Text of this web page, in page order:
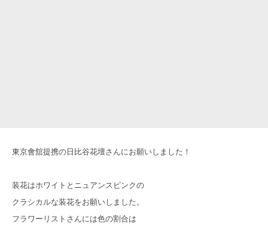
東京會舘提携の日比谷花壇さんにお願いしました！
装花はホワイトとニュアンスピンクの
クラシカルな装花をお願いしました。
フラワーリストさんには色の割合は